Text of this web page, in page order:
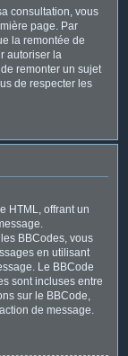
consultation, vous
page. Par
la remontée de
autoriser la
remonter un sujet
de respecter les
HTML, offrant un
BBCodes, vous
en utilisant
Le BBCode
sont incluses entre
sur le BBCode,
de message.